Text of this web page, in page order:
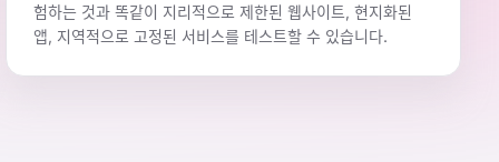
험하는 것과 똑같이 지리적으로 제한된 웹사이트, 현지화된
앱, 지역적으로 고정된 서비스를 테스트할 수 있습니다.